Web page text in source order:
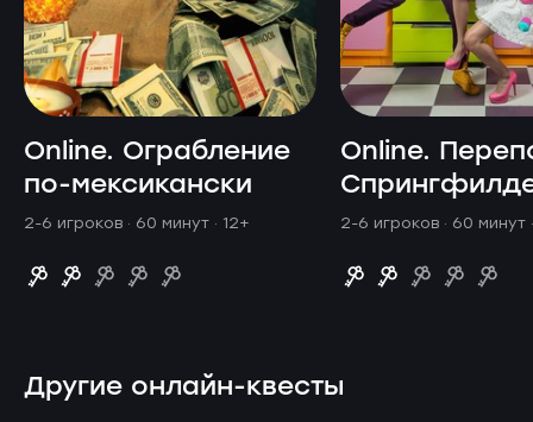
Online. Ограбление
по-мексикански
2-6 игроков · 60 минут · 12+
Online.
2-6 игроков · 60 минут
Другие онлайн-квесты